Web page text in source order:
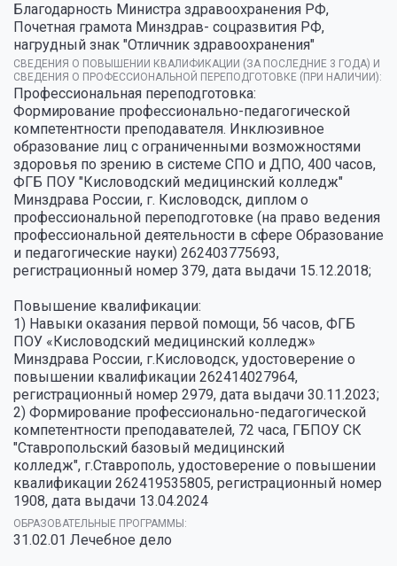
Благодарность Министра здравоохранения РФ,
Почетная грамота Минздрав- соцразвития РФ,
нагрудный знак "Отличник здравоохранения"
СВЕДЕНИЯ О ПОВЫШЕНИИ КВАЛИФИКАЦИИ (ЗА ПОСЛЕДНИЕ 3 ГОДА) И
СВЕДЕНИЯ О ПРОФЕССИОНАЛЬНОЙ ПЕРЕПОДГОТОВКЕ (ПРИ НАЛИЧИИ):
Профессиональная переподготовка:
Формирование профессионально-педагогической
компетентности преподавателя. Инклюзивное
образование лиц с ограниченными возможностями
здоровья по зрению в системе СПО и ДПО, 400 часов,
ФГБ ПОУ "Кисловодский медицинский колледж"
Минздрава России, г. Кисловодск, диплом о
профессиональной переподготовке (на право ведения
профессиональной деятельности в сфере Образование
и педагогические науки) 262403775693,
регистрационный номер 379, дата выдачи 15.12.2018;
Повышение квалификации:
1) Навыки оказания первой помощи, 56 часов, ФГБ
ПОУ «Кисловодский медицинский колледж»
Минздрава России, г.Кисловодск, удостоверение о
повышении квалификации 262414027964,
регистрационный номер 2979, дата выдачи 30.11.2023;
2) Формирование профессионально-педагогической
компетентности преподавателей, 72 часа, ГБПОУ СК
"Ставропольский базовый медицинский
колледж", г.Ставрополь, удостоверение о повышении
квалификации 262419535805, регистрационный номер
1908, дата выдачи 13.04.2024
ОБРАЗОВАТЕЛЬНЫЕ ПРОГРАММЫ:
31.02.01 Лечебное дело